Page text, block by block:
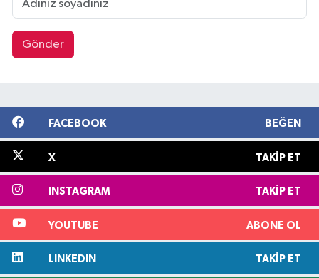
Gönder
FACEBOOK BEĞEN
X TAKIP ET
INSTAGRAM TAKIP ET
YOUTUBE ABONE OL
LINKEDIN TAKIP ET